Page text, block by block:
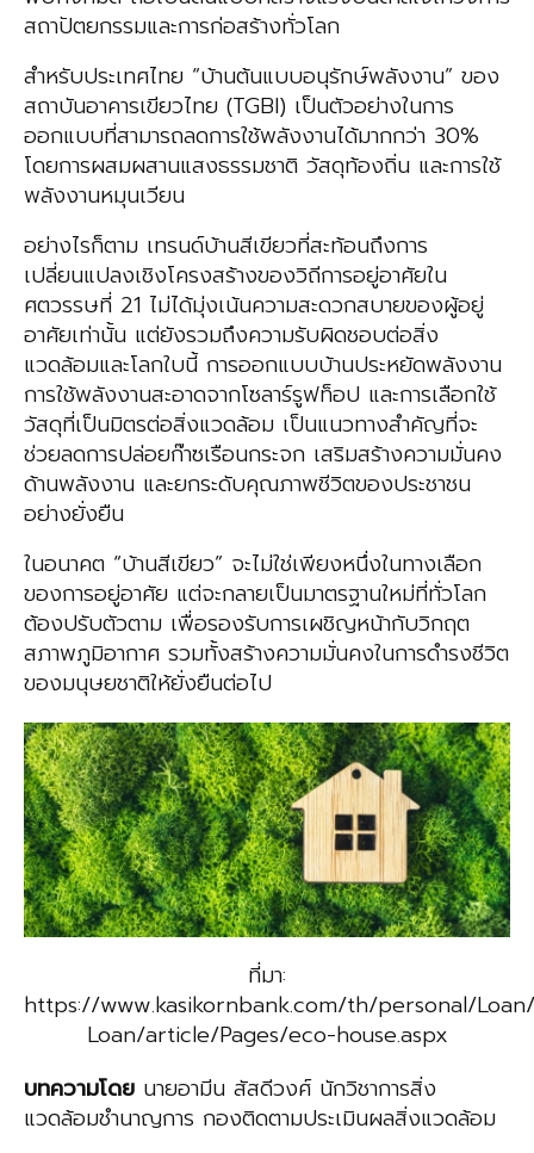
สถาปัตยกรรมและการก่อสร้างทั่วโลก
สำหรับประเทศไทย “บ้านต้นแบบอนุรักษ์พลังงาน” ของ
สถาบันอาคารเขียวไทย (TGBI) เป็นตัวอย่างในการ
ออกแบบที่สามารถลดการใช้พลังงานได้มากกว่า 30%
โดยการผสมผสานแสงธรรมชาติ วัสดุท้องถิ่น และการใช้
พลังงานหมุนเวียน
อย่างไรก็ตาม เทรนด์บ้านสีเขียวที่สะท้อนถึงการ
เปลี่ยนแปลงเชิงโครงสร้างของวิถีการอยู่อาศัยใน
ศตวรรษที่ 21 ไม่ได้มุ่งเน้นความสะดวกสบายของผู้อยู่
อาศัยเท่านั้น แต่ยังรวมถึงความรับผิดชอบต่อสิ่ง
แวดล้อมและโลกใบนี้ การออกแบบบ้านประหยัดพลังงาน
การใช้พลังงานสะอาดจากโซลาร์รูฟท็อป และการเลือกใช้
วัสดุที่เป็นมิตรต่อสิ่งแวดล้อม เป็นแนวทางสำคัญที่จะ
ช่วยลดการปล่อยก๊าซเรือนกระจก เสริมสร้างความมั่นคง
ด้านพลังงาน และยกระดับคุณภาพชีวิตของประชาชน
อย่างยั่งยืน
ในอนาคต “บ้านสีเขียว” จะไม่ใช่เพียงหนึ่งในทางเลือก
ของการอยู่อาศัย แต่จะกลายเป็นมาตรฐานใหม่ที่ทั่วโลก
ต้องปรับตัวตาม เพื่อรองรับการเผชิญหน้ากับวิกฤต
สภาพภูมิอากาศ รวมทั้งสร้างความมั่นคงในการดำรงชีวิต
ของมนุษยชาติให้ยั่งยืนต่อไป
ที่มา:
https://www.kasikornbank.com/th/personal/
Loan/article/Pages/eco-house.aspx
บทความโดย นายอามีน สัสดีวงศ์ นักวิชาการสิ่ง
แวดล้อมชำนาญการ กองติดตามประเมินผลสิ่งแวดล้อม